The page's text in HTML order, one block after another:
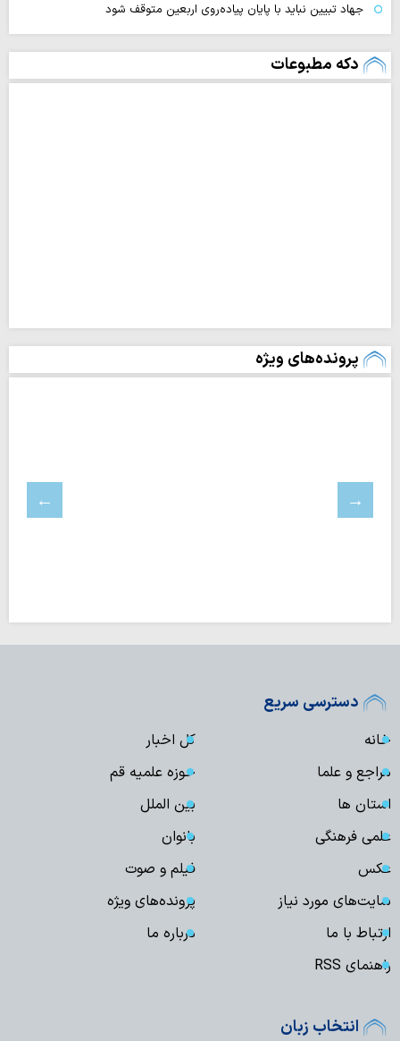
جهاد تبیین نباید با پایان پیاده‌روی اربعین متوقف شود
دکه مطبوعات
پرونده‌های ویژه
دسترسی سریع
خانه
کل اخبار
مراجع و علما
حوزه علمیه قم
استان ها
بین الملل
علمی فرهنگی
بانوان
عکس
فیلم و صوت
سایت‌های مورد نیاز
پرونده‌های ویژه
ارتباط با ما
درباره ما
راهنمای RSS
انتخاب زبان